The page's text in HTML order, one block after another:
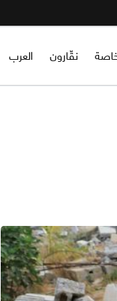
خاصة نقّارون العرب